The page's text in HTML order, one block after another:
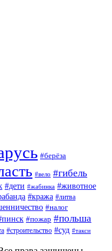
#берёза
#вело #гибель
#дети #жабинка #животное
#кража #литва
#налог
#пожар #польша
#строительство #суд #такси